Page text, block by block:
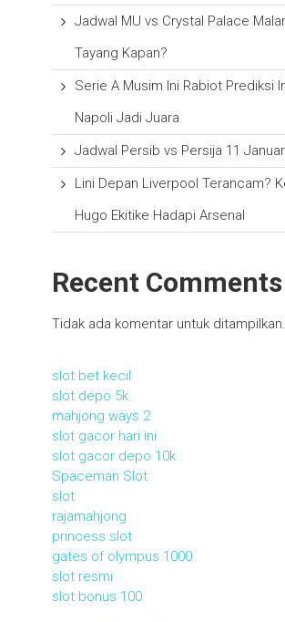
Jadwal MU vs Crystal Palace
Tayang Kapan?
Serie A Musim Ini Rabiot Prediksi
Napoli Jadi Juara
Jadwal Persib vs Persija 11
Lini Depan Liverpool Terancam?
Hugo Ekitike Hadapi Arsenal
Recent Comments
Tidak ada komentar untuk ditampilkan.
slot bet kecil
slot depo 5k
mahjong ways 2
slot gacor hari ini
slot gacor depo 10k
Spaceman Slot
slot
rajamahjong
princess slot
gates of olympus 1000
slot resmi
slot bonus 100